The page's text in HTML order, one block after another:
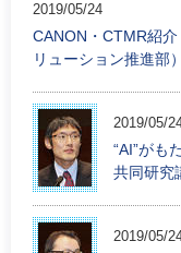
2019/05/24
CANON・CTMR紹
リューション推進部）
2019/05/
“AI”が
共同研究
2019/05/